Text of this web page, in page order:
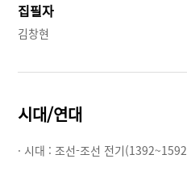
집필자
김창현
시대/연대
· 시대 :조선-조선 전기